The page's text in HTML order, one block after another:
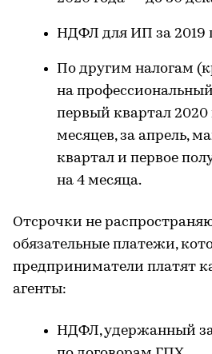
НДФЛ для ИП за 2019
По другим налогам
на
первый квартал 2020
месяцев, за апрель,
квартал и первое
на 4 месяца.
Отсрочки не
обязательные платежи,
предприниматели платят
агенты:
НДФЛ, удержанный